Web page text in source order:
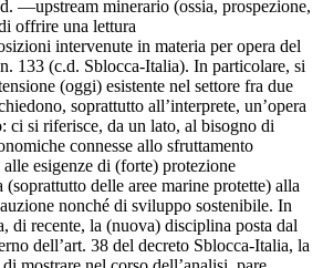
―upstream minerario (ossia, prospezione,
offrire una lettura
intervenute in materia per opera del
133 (c.d. Sblocca-Italia). In particolare, si
(oggi) esistente nel settore fra due
soprattutto all’interprete, un’opera
ci si riferisce, da un lato, al bisogno di
connesse allo sfruttamento
esigenze di (forte) protezione
(soprattutto delle aree marine protette) alla
nonché di sviluppo sostenibile. In
di recente, la (nuova) disciplina posta dal
dell’art. 38 del decreto Sblocca-Italia, la